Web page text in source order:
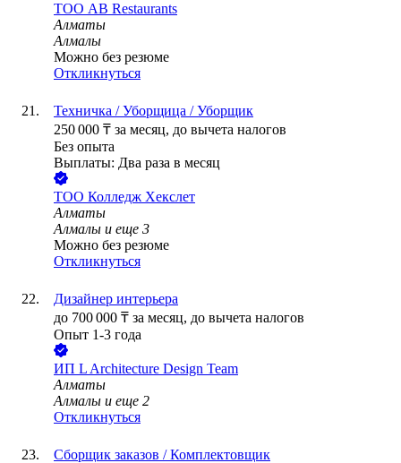
ТОО AB Restaurants
Алматы
Алмалы
Можно без резюме
Откликнуться
Техничка / Уборщица / Уборщик
250 000 ₸ за месяц, до вычета налогов
Без опыта
Выплаты: Два раза в месяц
ТОО Колледж Хекслет
Алматы
Алмалы и еще 3
Можно без резюме
Откликнуться
Дизайнер интерьера
до 700 000 ₸ за месяц, до вычета налогов
Опыт 1-3 года
ИП L Architecture Design Team
Алматы
Алмалы и еще 2
Откликнуться
Сборщик заказов / Комплектовщик